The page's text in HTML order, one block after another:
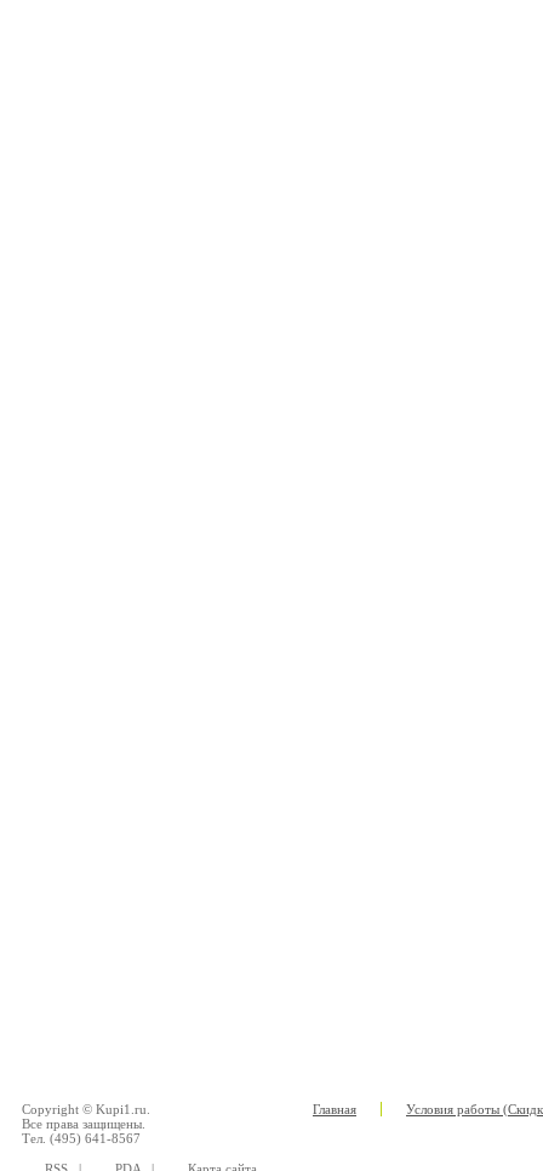
Copyright © Kupi1.ru.
Все права защищены.
Тел. (495) 641-8567
RSS | PDA | Карта сайта
Главная Условия работы